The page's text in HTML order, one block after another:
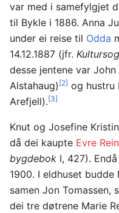
var med i samefylgjet
til Bykle i 1886. Anna
under ei reise til Odda
14.12.1887 (jfr.
desse jentene var
Alstahaug) [2] og hustru
Arefjell).[3]
Knut og Josefine
då dei kaupte Evre
bygdebok I, 427).
1900. I eldhuset
samen Jon Tomassen,
dei tre døtrene Marie